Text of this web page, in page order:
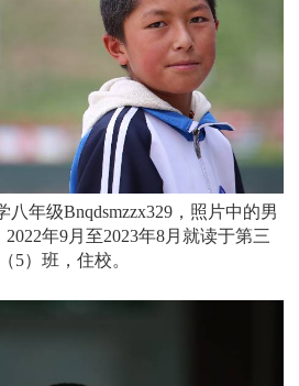
年级Bnqdsmzzx329，照片中的男
2022年9月至2023年8月就读于第三
（5）班 ，住校。